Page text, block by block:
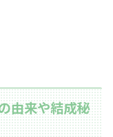
由来や結成秘